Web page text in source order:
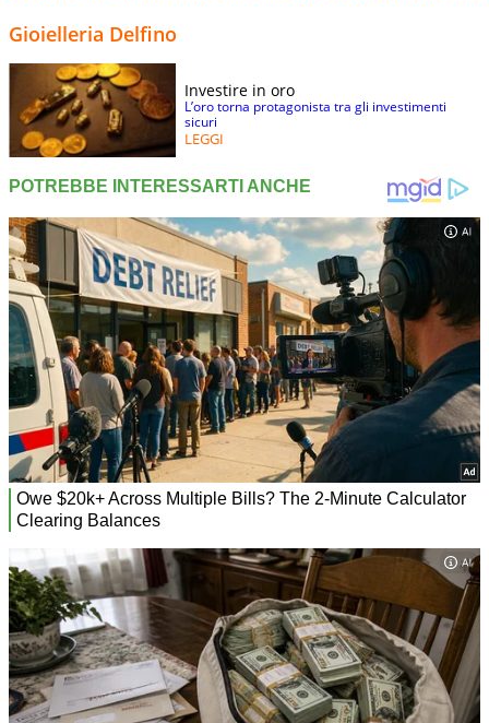
Gioielleria Delfino
Investire in oro
L’oro torna protagonista tra gli investimenti
sicuri
LEGGI